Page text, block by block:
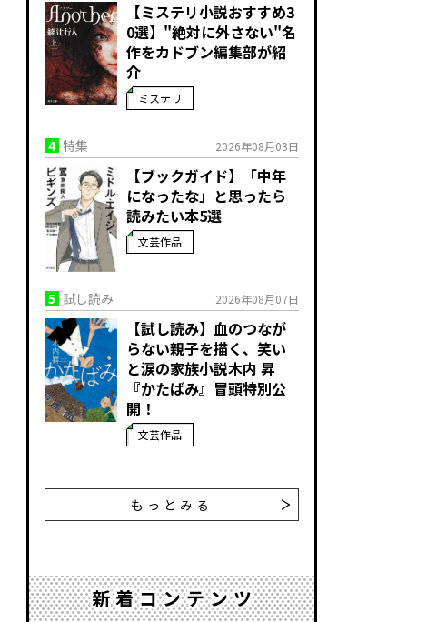
【ミステリ小説おすすめ3
0選】"絶対に外さない"名
作をカドブン編集部が紹
介
ミステリ
4 特集 2026年08月03日
【ブックガイド】「中年
になったな」と思ったら
読みたい本5選
文芸作品
5 試し読み 2026年08月07日
【試し読み】血のつなが
らない親子を描く、笑い
と涙の家族小説――木内 昇
『かたばみ』冒頭特別公
開！
文芸作品
もっとみる
新着コンテンツ